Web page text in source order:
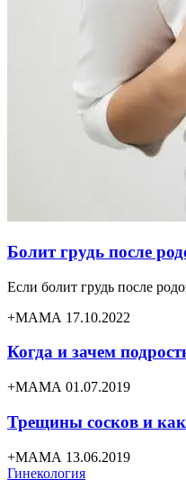
Болит грудь после
Если болит грудь после
+МАМА 17.10.2022
Когда и зачем
+МАМА 01.07.2019
Трещины сосков и как
+МАМА 13.06.2019
Гинекология